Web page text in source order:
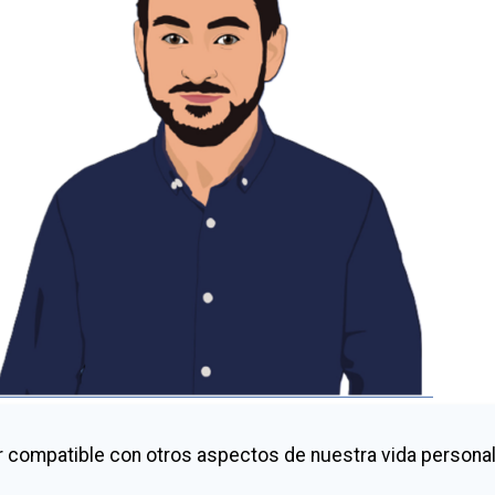
compatible con otros aspectos de nuestra vida